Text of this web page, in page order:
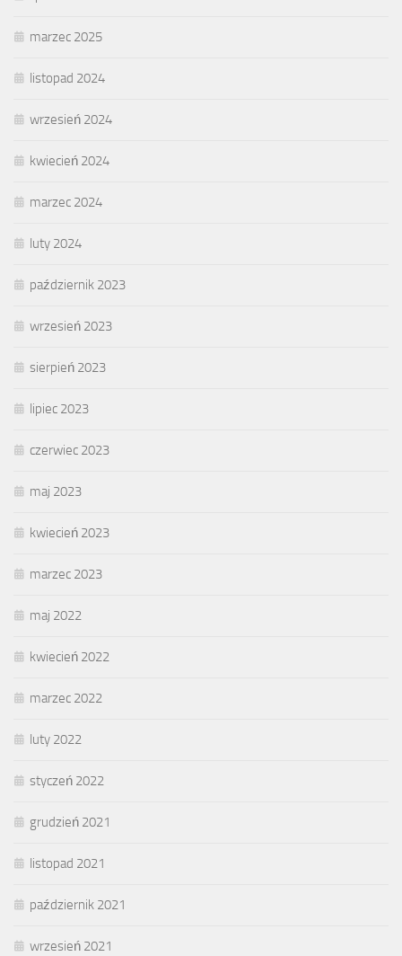
marzec 2025
listopad 2024
wrzesień 2024
kwiecień 2024
marzec 2024
luty 2024
październik 2023
wrzesień 2023
sierpień 2023
lipiec 2023
czerwiec 2023
maj 2023
kwiecień 2023
marzec 2023
maj 2022
kwiecień 2022
marzec 2022
luty 2022
styczeń 2022
grudzień 2021
listopad 2021
październik 2021
wrzesień 2021